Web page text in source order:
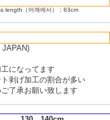
length（어깨에서）：63cm
JAPAN)
になってます
剥げ加工の割合が多い
了承お願い致します